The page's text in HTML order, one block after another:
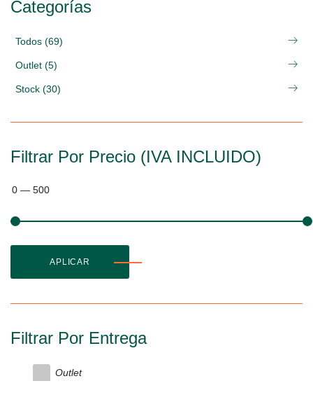
Categorías
Todos (69)
Outlet (5)
Stock (30)
Filtrar Por Precio (IVA INCLUIDO)
0 — 500
APLICAR
Filtrar Por Entrega
Outlet